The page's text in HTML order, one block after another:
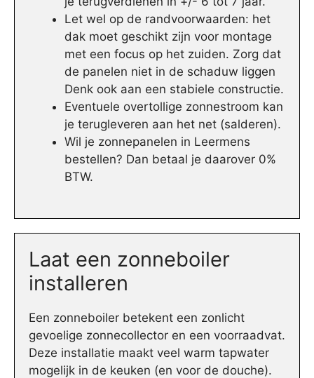
Let wel op de randvoorwaarden: het
dak moet geschikt zijn voor montage
met een focus op het zuiden. Zorg dat
de panelen niet in de schaduw liggen
Denk ook aan een stabiele constructie.
Eventuele overtollige zonnestroom kan
je terugleveren aan het net (salderen).
Wil je zonnepanelen in Leermens
bestellen? Dan betaal je daarover 0%
BTW.
Laat een zonneboiler
installeren
Een zonneboiler betekent een zonlicht
gevoelige zonnecollector en een voorraadvat.
Deze installatie maakt veel warm tapwater
mogelijk in de keuken (en voor de douche).